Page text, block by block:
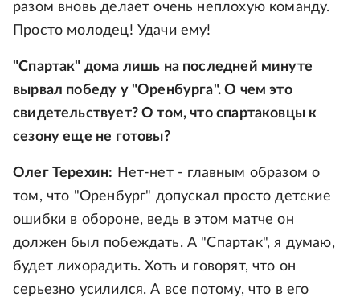
разом вновь делает очень неплохую команду.
Просто молодец! Удачи ему!
"Спартак" дома лишь на последней минуте
вырвал победу у "Оренбурга". О чем это
свидетельствует? О том, что спартаковцы к
сезону еще не готовы?
Олег Терехин: Нет-нет - главным образом о
том, что "Оренбург" допускал просто детские
ошибки в обороне, ведь в этом матче он
должен был побеждать. А "Спартак", я думаю,
будет лихорадить. Хоть и говорят, что он
серьезно усилился. А все потому, что в его